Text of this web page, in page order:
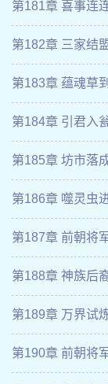
第181章 喜事连
第182章 三家结
第183章 蕴魂草
第184章 引君入
第185章 坊市落
第186章 噬灵虫
第187章 前朝将
第188章 神族后
第189章 万界试
第190章 前朝将